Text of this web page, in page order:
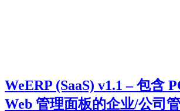
WeERP (SaaS) v1.1 – 包含
Web 管理面板的企业/公司